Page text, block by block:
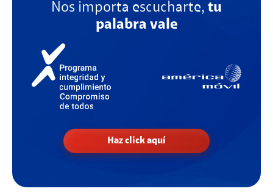
Nos importa escucharte, tu
palabra vale
Haz click aquí